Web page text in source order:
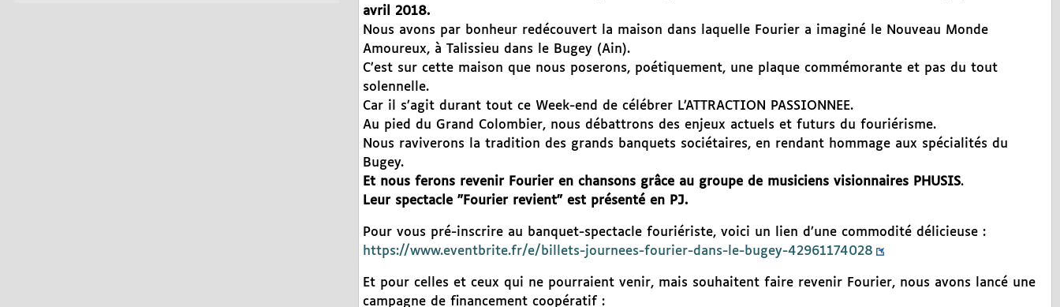
avril 2018.
Nous avons par bonheur redécouvert la maison dans laquelle Fourier a imaginé le Nouveau Monde
Amoureux, à Talissieu dans le Bugey (Ain).
C’est sur cette maison que nous poserons, poétiquement, une plaque commémorante et pas du tout
solennelle.
Car il s’agit durant tout ce Week-end de célébrer L’ATTRACTION PASSIONNEE.
Au pied du Grand Colombier, nous débattrons des enjeux actuels et futurs du fouriérisme.
Nous raviverons la tradition des grands banquets sociétaires, en rendant hommage aux spécialités du
Bugey.
Et nous ferons revenir Fourier en chansons grâce au groupe de musiciens visionnaires PHUSIS.
Leur spectacle "Fourier revient" est présenté en PJ.
Pour vous pré-inscrire au banquet-spectacle fouriériste, voici un lien d’une commodité délicieuse :
https://www.eventbrite.fr/e/billets-journees-fourier-dans-le-bugey-42961174028
Et pour celles et ceux qui ne pourraient venir, mais souhaitent faire revenir Fourier, nous avons lancé une
campagne de financement coopératif :